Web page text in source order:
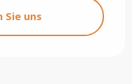
Sie uns